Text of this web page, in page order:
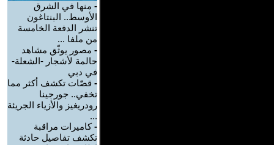
- منها في الشرق
الأوسط.. البنتاغون
تنشر الدفعة الخامسة
من ملفا ...
- مصور يوثّق مشاهد
حالمة لأشجار -الشعلة-
في دبي
- قصّات تكشف أكثر مما
تخفي.. جورجينا
رودريغيز والأزياء الجريئة
...
-كاميرات مراقبة
تكشف تفاصيل حادثة